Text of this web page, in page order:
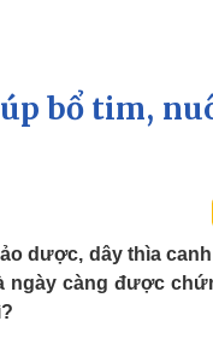
ấn VOV
Nam
tích
bổ tim,
dược, dây thìa
ngày càng được